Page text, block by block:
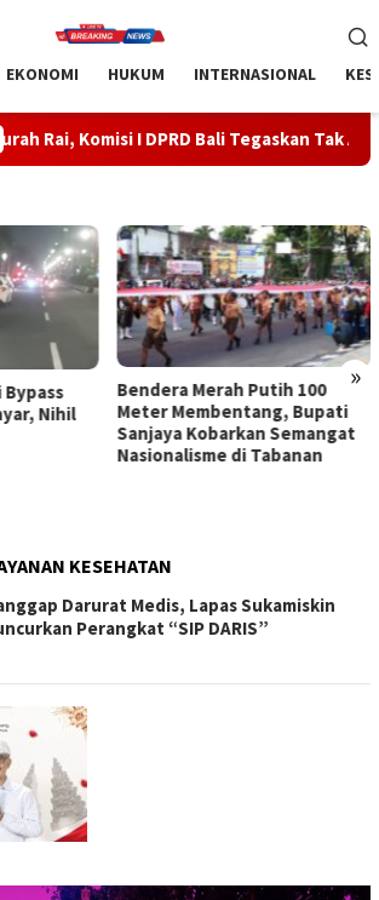
EKONOMI HUKUM INTERNASIONAL
Bali Tegaskan Tak Ada Indikasi
»
100
Bupati
Sidak Bea Cukai Ngurah Rai,
Komisi I DPRD Bali Tegaskan
Tak Ada Indikasi
Penyalahgunaan Barang
KESEHATAN
Darurat Medis, Lapas Sukamiskin
Perangkat “SIP DARIS”